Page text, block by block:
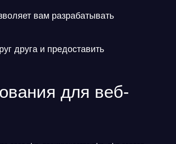
вам разрабатывать
друга и предоставить
для веб-